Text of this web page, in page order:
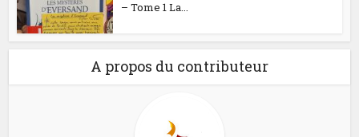
– Tome 1 La...
A propos du contributeur